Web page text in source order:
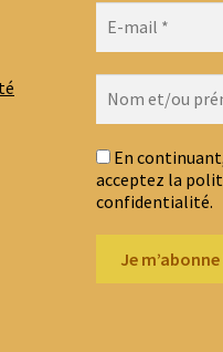
En
acceptez la
confidentialité.